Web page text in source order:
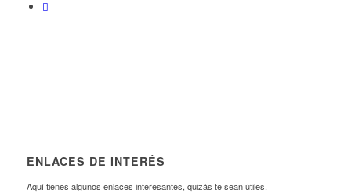
ENLACES DE INTERÉS
Aquí tienes algunos enlaces interesantes, quizás te sean útiles.